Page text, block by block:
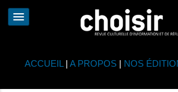
ACCUEIL | A PROPOS| NOS